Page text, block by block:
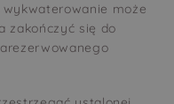
może
zakończyć się do